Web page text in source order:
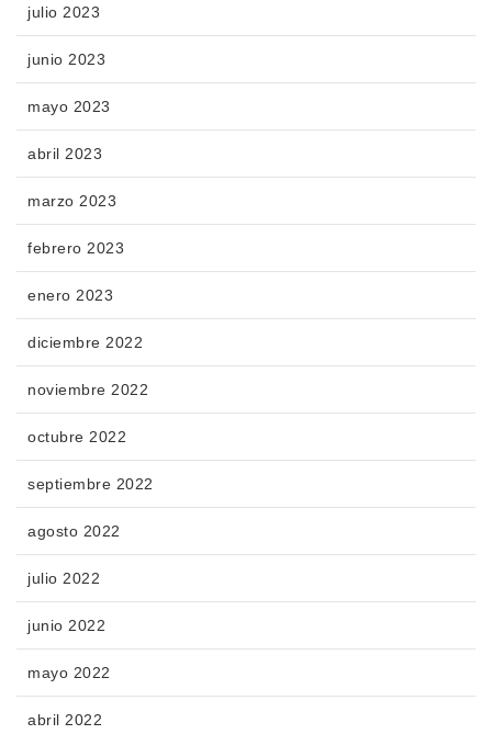
julio 2023
junio 2023
mayo 2023
abril 2023
marzo 2023
febrero 2023
enero 2023
diciembre 2022
noviembre 2022
octubre 2022
septiembre 2022
agosto 2022
julio 2022
junio 2022
mayo 2022
abril 2022